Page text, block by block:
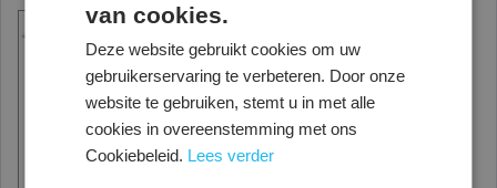
van cookies.
Deze website gebruikt cookies om uw
gebruikerservaring te verbeteren. Door onze
website te gebruiken, stemt u in met alle
cookies in overeenstemming met ons
Cookiebeleid. Lees verder